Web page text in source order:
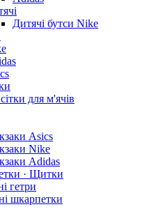
Дитячі бутси Nike
для м'ячів
Asics
Nike
Adidas
· Щитки
гетри
шкарпетки